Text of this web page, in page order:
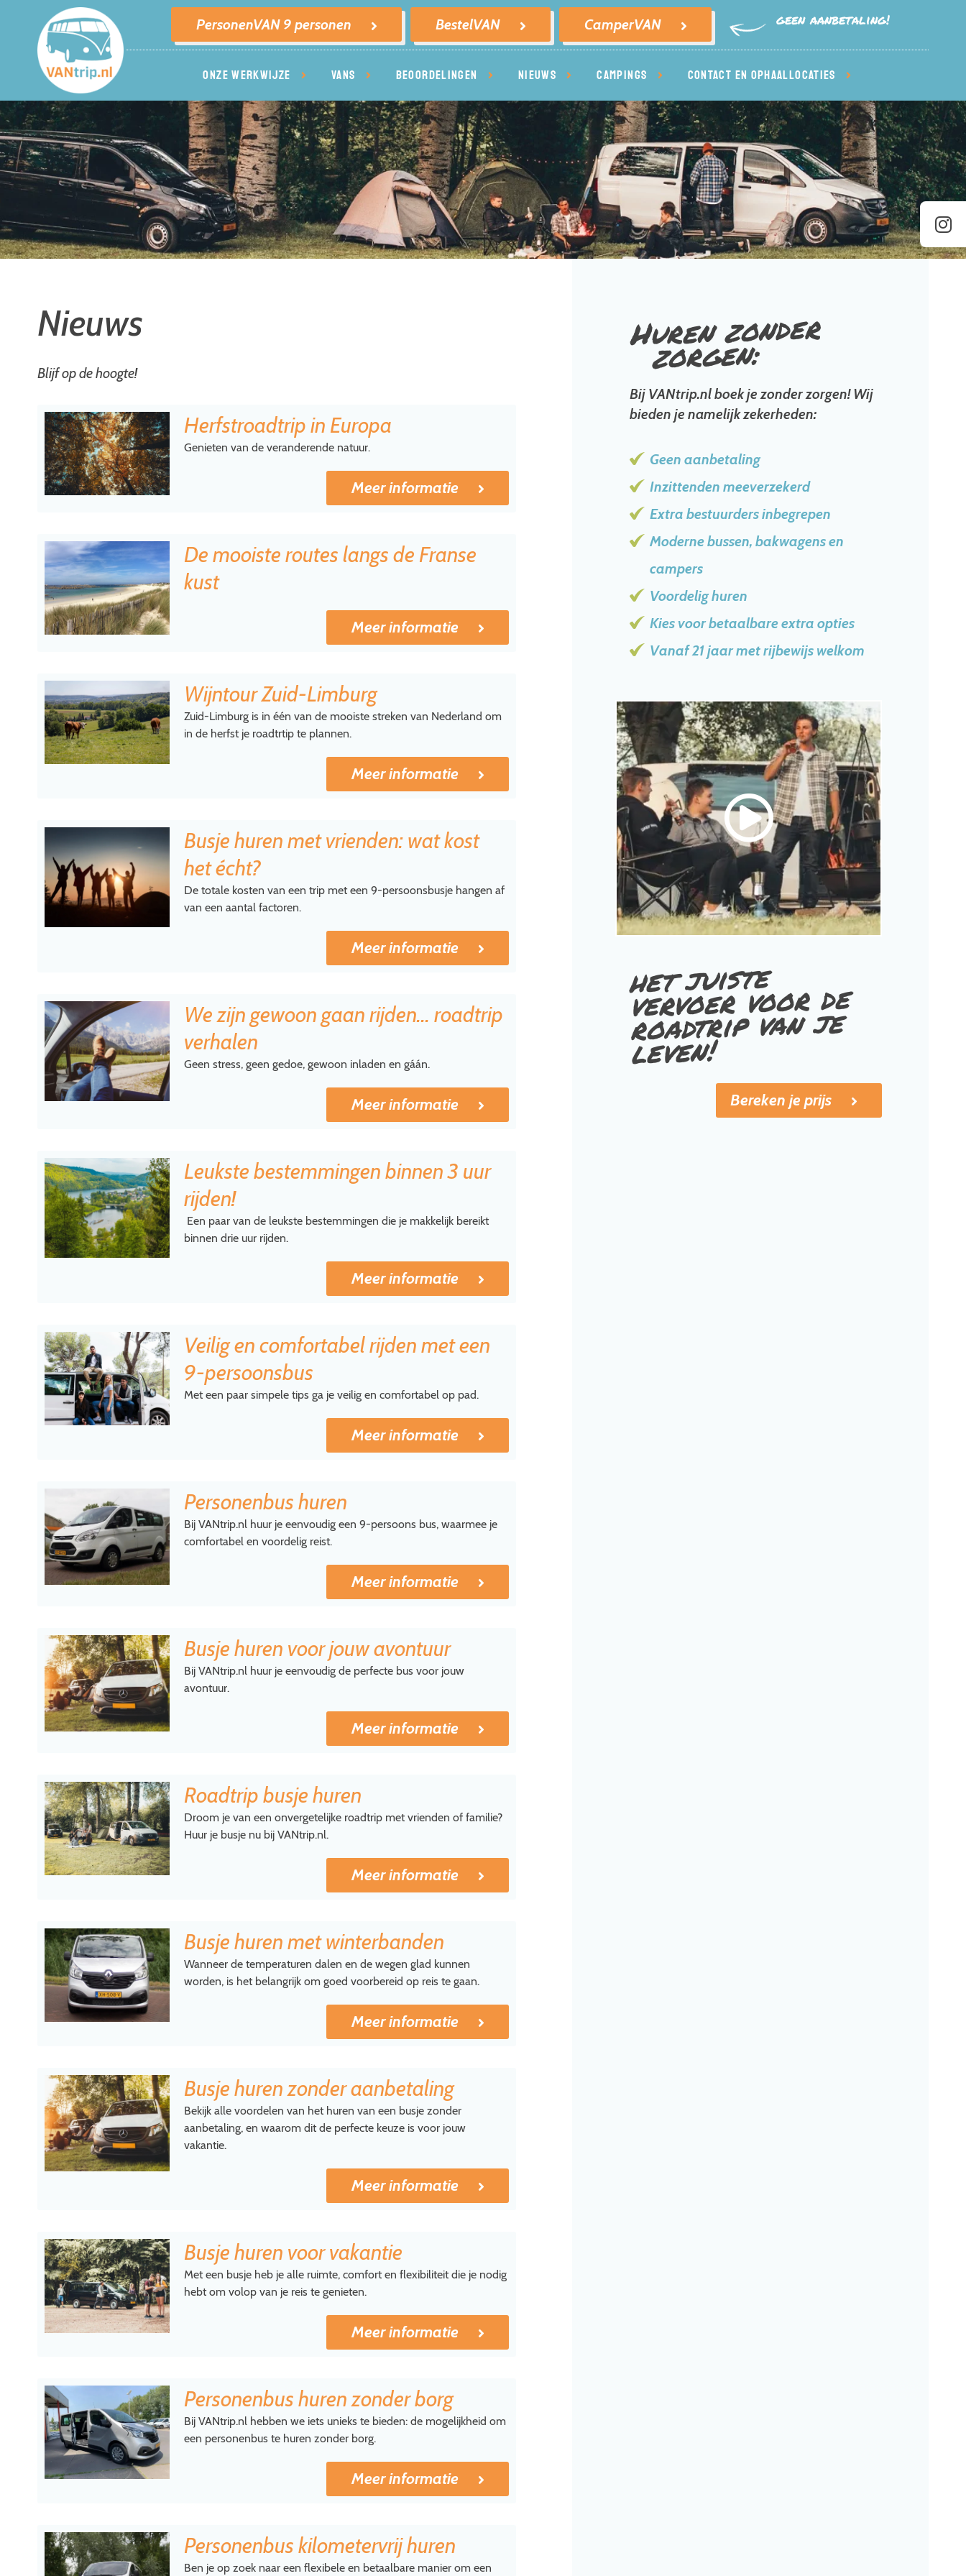
PersonenVAN 9 personen BestelVAN CamperVAN geen aanbetaling!
ONZE WERKWIJZE VANS BEOORDELINGEN NIEUWS CAMPINGS CONTACT EN OPHAALLOCATIES
Nieuws
Blijf op de hoogte!
Herfstroadtrip in Europa
Genieten van de veranderende natuur.
Meer informatie
De mooiste routes langs de Franse
kust
Meer informatie
Wijntour Zuid-Limburg
Zuid-Limburg is in één van de mooiste streken van Nederland om
in de herfst je roadtrtip te plannen.
Meer informatie
Busje huren met vrienden: wat kost
het écht?
De totale kosten van een trip met een 9-persoonsbusje hangen af
van een aantal factoren.
Meer informatie
We zijn gewoon gaan rijden... roadtrip
verhalen
Geen stress, geen gedoe, gewoon inladen en gáán.
Meer informatie
Leukste bestemmingen binnen 3 uur
rijden!
Een paar van de leukste bestemmingen die je makkelijk bereikt
binnen drie uur rijden.
Meer informatie
Veilig en comfortabel rijden met een
9-persoonsbus
Met een paar simpele tips ga je veilig en comfortabel op pad.
Meer informatie
Personenbus huren
Bij VANtrip.nl huur je eenvoudig een 9-persoons bus, waarmee je
comfortabel en voordelig reist.
Meer informatie
Busje huren voor jouw avontuur
Bij VANtrip.nl huur je eenvoudig de perfecte bus voor jouw
avontuur.
Meer informatie
Roadtrip busje huren
Droom je van een onvergetelijke roadtrip met vrienden of familie?
Huur je busje nu bij VANtrip.nl.
Meer informatie
Busje huren met winterbanden
Wanneer de temperaturen dalen en de wegen glad kunnen
worden, is het belangrijk om goed voorbereid op reis te gaan.
Meer informatie
Busje huren zonder aanbetaling
Bekijk alle voordelen van het huren van een busje zonder
aanbetaling, en waarom dit de perfecte keuze is voor jouw
vakantie.
Meer informatie
Busje huren voor vakantie
Met een busje heb je alle ruimte, comfort en flexibiliteit die je nodig
hebt om volop van je reis te genieten.
Meer informatie
Personenbus huren zonder borg
Bij VANtrip.nl hebben we iets unieks te bieden: de mogelijkheid om
een personenbus te huren zonder borg.
Meer informatie
Personenbus kilometervrij huren
Ben je op zoek naar een flexibele en betaalbare manier om een
Huren zonder
zorgen:
Bij VANtrip.nl boek je zonder zorgen! Wij
bieden je namelijk zekerheden:
Geen aanbetaling
Inzittenden meeverzekerd
Extra bestuurders inbegrepen
Moderne bussen, bakwagens en
campers
Voordelig huren
Kies voor betaalbare extra opties
Vanaf 21 jaar met rijbewijs welkom
het juiste
vervoer voor de
roadtrip van je
leven!
Bereken je prijs